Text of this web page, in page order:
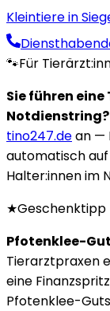
Kleintiere in
🐾Für
Sie führen
Notdienstring?
tino247.dean —
automatisch
Halter:innen im
★Geschenktipp
Pfotenklee-
Tierarztpraxen
eine
Pfotenklee-